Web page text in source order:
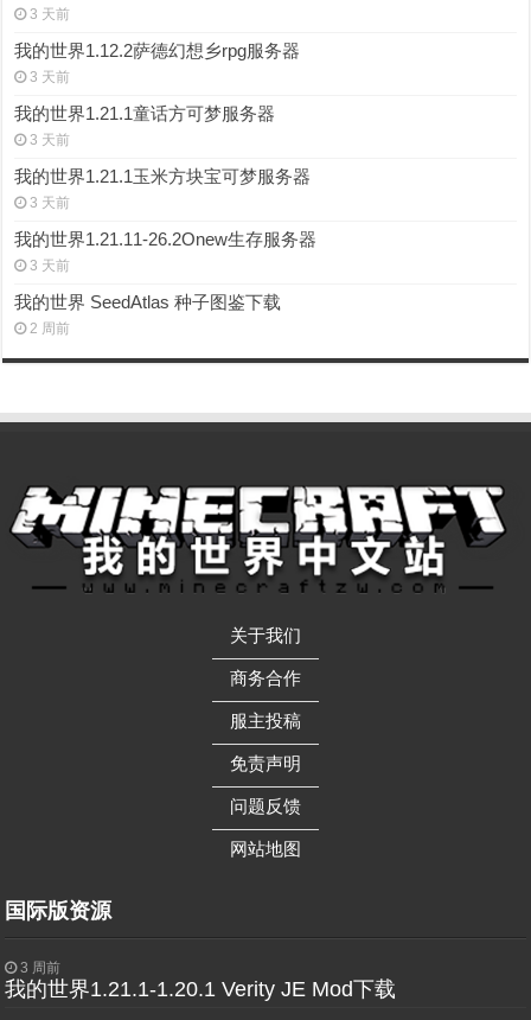
3 天前
我的世界1.12.2萨德幻想乡rpg服务器
3 天前
我的世界1.21.1童话方可梦服务器
3 天前
我的世界1.21.1玉米方块宝可梦服务器
3 天前
我的世界1.21.11-26.2Onew生存服务器
3 天前
我的世界 SeedAtlas 种子图鉴下载
2 周前
关于我们
——————
商务合作
——————
服主投稿
——————
免责声明
——————
问题反馈
——————
网站地图
国际版资源
3 周前
我的世界1.21.1-1.20.1 Verity JE Mod下载